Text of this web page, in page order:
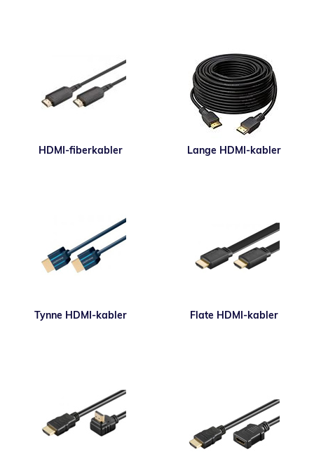
HDMI-fiberkabler Lange HDMI-kabler
Tynne HDMI-kabler Flate HDMI-kabler